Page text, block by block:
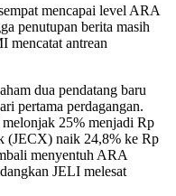
mencapai level ARA
penutupan berita masih
mencatat antrean
dua pendatang baru
pertama perdagangan.
25% menjadi Rp
(JECX) naik 24,8% ke Rp
menyentuh ARA
JELI melesat